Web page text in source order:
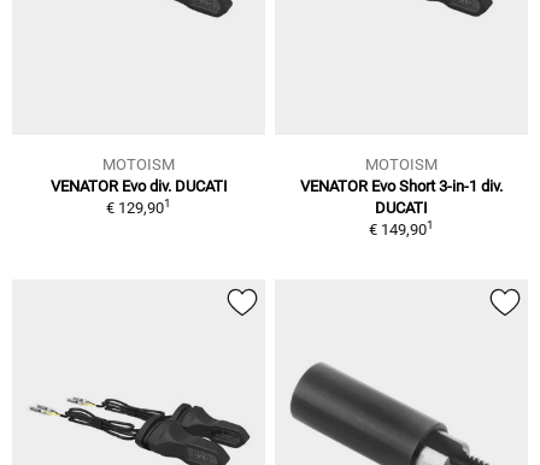
MOTOISM
VENATOR Evo div. DUCATI
€ 129,901
MOTOISM
VENATOR Evo Short 3-in-1 div.
DUCATI
€ 149,901